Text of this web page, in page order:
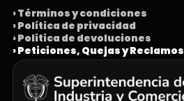
› Términos y condiciones
› Política de privacidad
› Política de devoluciones
› Peticiones, Quejas y Reclamos